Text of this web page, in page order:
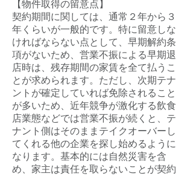
【物件取得の留意点】
契約期間に関しては、通常２年から３
年くらいが一般的です。特に留意しな
ければならない点として、早期解約条
項がないため、営業不振による早期退
店時は、残存期間の家賃を全て払うこ
とが求められます。ただし、次期テナ
ントが確定していれば免除されること
が多いため、近年競争が激化する飲食
店業態などでは営業不振が続くと、テ
ナント側はそのままテイクオーバーし
てくれる他の企業を探し始めるように
なります。基本的には自然災害を含
め、家主は責任を取らないことが契約